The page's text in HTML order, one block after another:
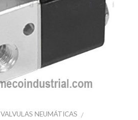
VALVULAS NEUMÁTICAS /